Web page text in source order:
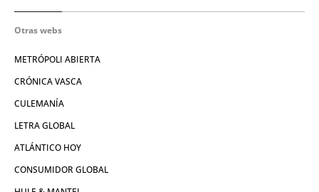
Otras webs
METRÓPOLI ABIERTA
CRÓNICA VASCA
CULEMANÍA
LETRA GLOBAL
ATLÁNTICO HOY
CONSUMIDOR GLOBAL